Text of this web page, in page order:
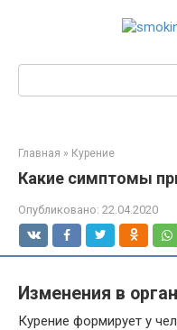
Главная » Курение
Какие симптомы
Опубликовано: 22.04.2020
Изменения в
Курение формирует у